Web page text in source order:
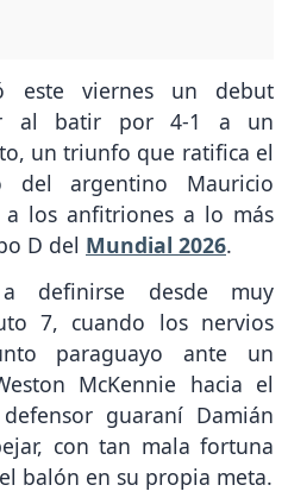
este viernes un debut
al batir por 4-1 a un
un triunfo que ratifica el
del argentino Mauricio
a los anfitriones a lo más
D del Mundial 2026.
definirse desde muy
7, cuando los nervios
paraguayo ante un
McKennie hacia el
guaraní Damián
con tan mala fortuna
balón en su propia meta.